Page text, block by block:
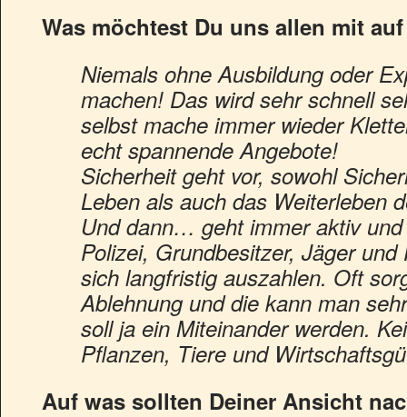
Was möchtest Du uns allen mit
Niemals ohne Ausbildung oder
machen! Das wird sehr schnell
selbst mache immer wieder
echt spannende Angebote!
Sicherheit geht vor, sowohl
Leben als auch das Weiterleben
Und dann… geht immer aktiv
Polizei, Grundbesitzer, Jäger
sich langfristig auszahlen. Oft
Ablehnung und die kann man
soll ja ein Miteinander werden.
Pflanzen, Tiere und
Auf was sollten Deiner Ansicht